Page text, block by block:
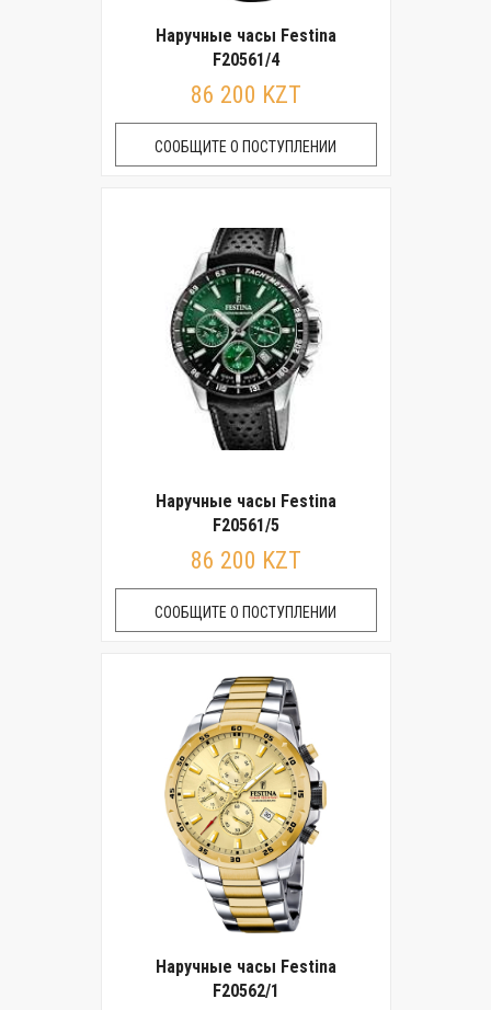
Наручные часы Festina
F20561/4
86 200 KZT
СООБЩИТЕ О ПОСТУПЛЕНИИ
Наручные часы Festina
F20561/5
86 200 KZT
СООБЩИТЕ О ПОСТУПЛЕНИИ
Наручные часы Festina
F20562/1